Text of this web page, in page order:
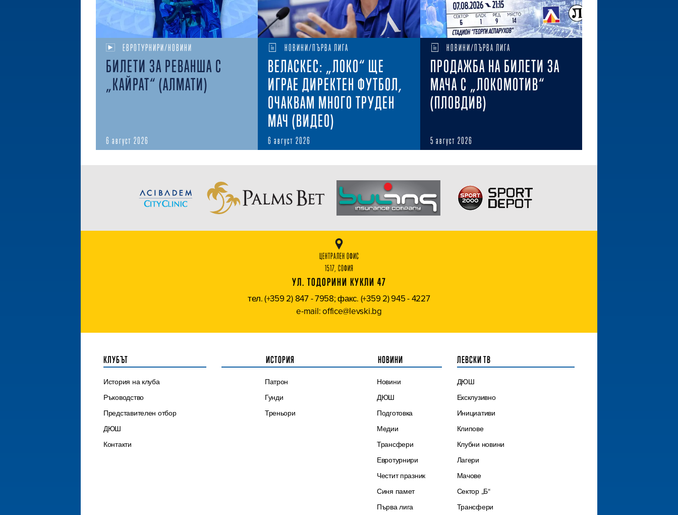
ЕВРОТУРНИРИ/НОВИНИ
БИЛЕТИ ЗА РЕВАНША С
„КАЙРАТ“ (АЛМАТИ)
6 август 2026
НОВИНИ/ПЪРВА ЛИГА
ВЕЛАСКЕС: „ЛОКО“ ЩЕ
ИГРАЕ ДИРЕКТЕН ФУТБОЛ,
ОЧАКВАМ МНОГО ТРУДЕН
МАЧ (ВИДЕО)
6 август 2026
НОВИНИ/ПЪРВА ЛИГА
ПРОДАЖБА НА БИЛЕТИ ЗА
МАЧА С „ЛОКОМОТИВ“
(ПЛОВДИВ)
5 август 2026
ЦЕНТРАЛЕН ОФИС
1517, СОФИЯ
УЛ. ТОДОРИНИ КУКЛИ 47
тел. (+359 2) 847 - 7958; факс. (+359 2) 945 - 4227
e-mail: office@levski.bg
КЛУБЪТ
История на клуба
Ръководство
Представителен отбор
ДЮШ
Контакти
ИСТОРИЯ
Патрон
Гунди
Треньори
НОВИНИ
Новини
ДЮШ
Подготовка
Медии
Трансфери
Евротурнири
Честит празник
Синя памет
Първа лига
ЛЕВСКИ ТВ
ДЮШ
Ексклузивно
Инициативи
Клипове
Клубни новини
Лагери
Мачове
Сектор „Б“
Трансфери